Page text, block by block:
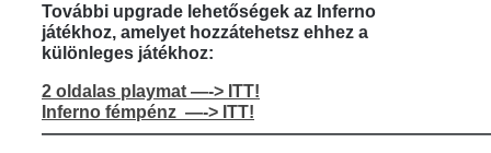
További upgrade lehetőségek az Inferno
játékhoz, amelyet hozzátehetsz ehhez a
különleges játékhoz:
2 oldalas playmat —-> ITT!
Inferno fémpénz —-> ITT!